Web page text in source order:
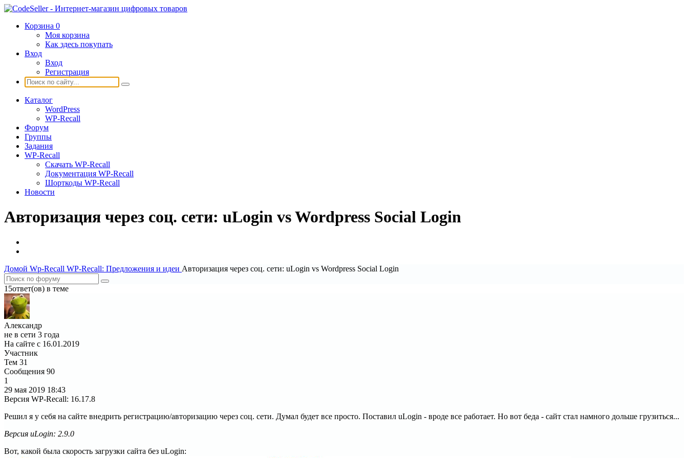
Корзина 0
Моя корзина
Как здесь покупать
Вход
Вход
Регистрация
Каталог
WordPress
WP-Recall
Форум
Группы
Задания
WP-Recall
Скачать WP-Recall
Документация WP-Recall
Шорткоды WP-Recall
Новости
Авторизация через соц. сети: uLogin vs Wordpress Social Login
Домой Wp-Recall WP-Recall: Предложения и идеи Авторизация через соц. сети: uLogin vs Wordpress Social Login
15ответ(ов) в теме
Александр
не в сети 3 года
На сайте с 16.01.2019
Участник
Тем 31
Сообщения 90
1
29 мая 2019 18:43
Версия WP-Recall: 16.17.8
Решил я у себя на сайте внедрить регистрацию/авторизацию через соц. сети. Думал будет все просто. Поставил uLogin - вроде все работает. Но вот беда - сайт стал намного дольше грузиться...
Версия uLogin: 2.9.0
Вот, какой была скорость загрузки сайта без uLogin: